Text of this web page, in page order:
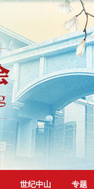
世纪中山 专题